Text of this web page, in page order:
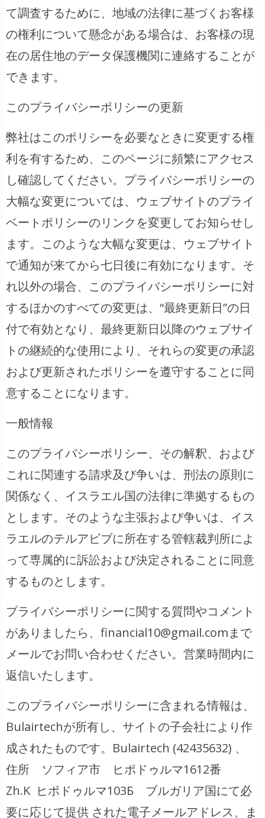
て調査するために、地域の法律に基づくお客様
の権利について懸念がある場合は、お客様の現
在の居住地のデータ保護機関に連絡することが
できます。
このプライバシーポリシーの更新
弊社はこのポリシーを必要なときに変更する権
利を有するため、このページに頻繁にアクセス
し確認してください。プライバシーポリシーの
大幅な変更については、ウェブサイトのプライ
ベートポリシーのリンクを変更してお知らせし
ます。このような大幅な変更は、ウェブサイト
で通知が来てから七日後に有効になります。そ
れ以外の場合、このプライバシーポリシーに対
するほかのすべての変更は、“最終更新日”の日
付で有効となり、最終更新日以降のウェブサイ
トの継続的な使用により、それらの変更の承認
および更新されたポリシーを遵守することに同
意することになります。
一般情報
このプライバシーポリシー、その解釈、および
これに関連する請求及び争いは、刑法の原則に
関係なく、イスラエル国の法律に準拠するもの
とします。そのような主張および争いは、イス
ラエルのテルアビブに所在する管轄裁判所によ
って専属的に訴訟および決定されることに同意
するものとします。
プライバシーポリシーに関する質問やコメント
がありましたら、financial10@gmail.comまで
メールでお問い合わせください。営業時間内に
返信いたします。
このプライバシーポリシーに含まれる情報は、
Bulairtechが所有し、サイトの子会社により作
成されたものです。Bulairtech (42435632) 、
住所 ソフィア市 ヒポドゥルマ1612番
Zh.K ヒポドゥルマ103Б ブルガリア国にて必
要に応じて提供 された電子メールアドレス、ま